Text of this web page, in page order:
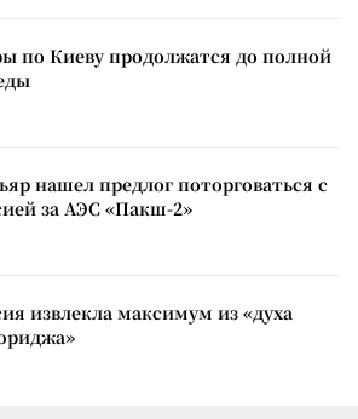
по Киеву продолжатся до полной
нашел предлог поторговаться с
за АЭС «Пакш-2»
извлекла максимум из «духа